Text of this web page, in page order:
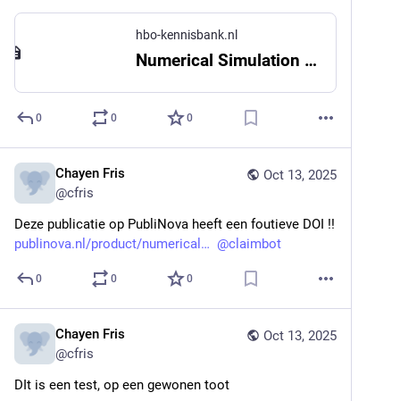
hbo-kennisbank.nl
Numerical Simulation as a Precedence Method - HBO Kennisbank
0 0 0
Oct 13, 2025
Chayen Fris
@cfris
publinova.nl/product/numerical
@claimbot
0 0 0
Oct 13, 2025
Chayen Fris
@cfris
DIt is een test, op een gewonen toot